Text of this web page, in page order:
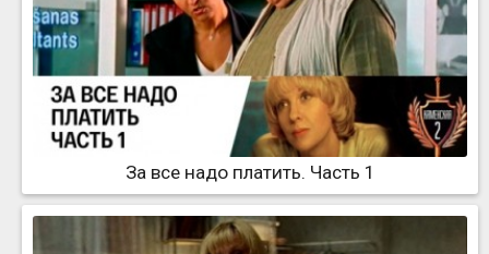
За все надо платить. Часть 1